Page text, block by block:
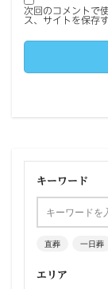
次回のコメントで
ス、サイトを保存す
キーワード
直葬 一日葬
エリア